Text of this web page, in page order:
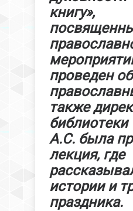
книгу»,
проведен
также
А.С. была
лекция, где
истории и
праздника.